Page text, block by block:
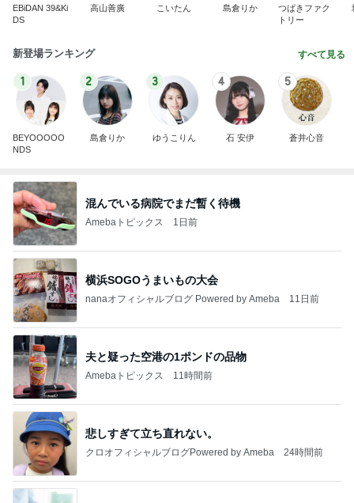
EBiDAN 39&Ki
DS
高山善廣 こいたん 島倉りか
つばきファク
トリー
新登場ランキング すべて見る
1
BEYOOOOO
NDS
2
島倉りか
3
ゆうこりん
4
石 安伊
5
蒼井心音
混んでいる病院でまだ暫く待機
Amebaトピックス 1日前
横浜SOGOうまいもの大会
nanaオフィシャルブログ Powered by Ameba 11日前
夫と疑った空港の1ポンドの品物
Amebaトピックス 11時間前
悲しすぎて立ち直れない。
クロオフィシャルブログPowered by Ameba 24時間前